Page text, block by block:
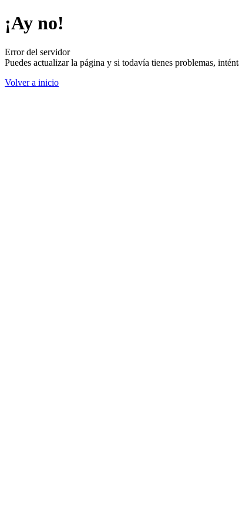
¡Ay no!
Error del servidor
Puedes actualizar la página y si todavía tienes problemas,
Volver a inicio